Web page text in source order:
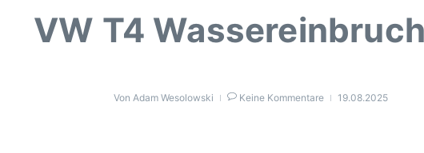
VW T4
Von Adam Wesolowski Keine Kommentare 19.08.2025